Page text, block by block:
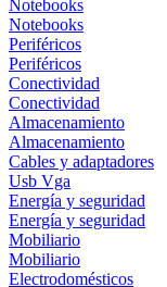
Notebooks
Notebooks
Periféricos
Periféricos
Conectividad
Conectividad
Almacenamiento
Almacenamiento
Cables y adaptadores
Usb Vga
Energía y seguridad
Energía y seguridad
Mobiliario
Mobiliario
Electrodomésticos